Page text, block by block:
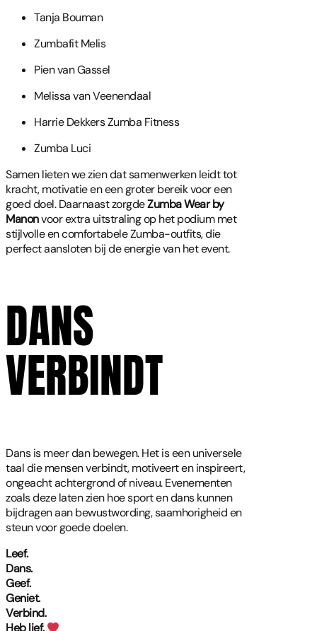
Tanja Bouman
Zumbafit Melis
Pien van Gassel
Melissa van Veenendaal
Harrie Dekkers Zumba Fitness
Zumba Luci
Samen lieten we zien dat samenwerken leidt tot
kracht, motivatie en een groter bereik voor een
goed doel. Daarnaast zorgdeZumba Wear by
Manonvoor extra uitstraling op het podium met
stijlvolle en comfortabele Zumba-outfits, die
perfect aansloten bij de energie van het event.
DANS
VERBINDT
Dans is meer dan bewegen. Het is een universele
taal die mensen verbindt, motiveert en inspireert,
ongeacht achtergrond of niveau. Evenementen
zoals deze laten zien hoe sport en dans kunnen
bijdragen aan bewustwording, saamhorigheid en
steun voor goede doelen.
Leef.
Dans.
Geef.
Geniet.
Verbind.